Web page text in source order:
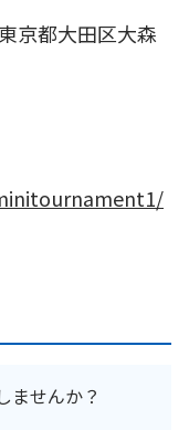
京都大田区大森
ませんか？